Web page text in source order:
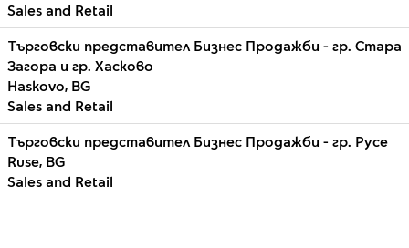
Sales and Retail
Търговски представител Бизнес Продажби - гр. Стара
Загора и гр. Хасково
Haskovo, BG
Sales and Retail
Търговски представител Бизнес Продажби - гр. Русе
Ruse, BG
Sales and Retail